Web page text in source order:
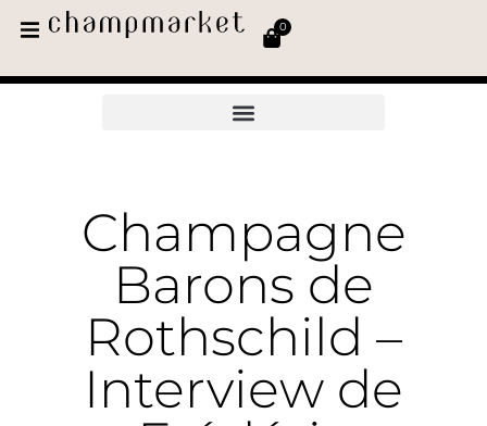
0
Champagne
Barons de
Rothschild –
Interview de